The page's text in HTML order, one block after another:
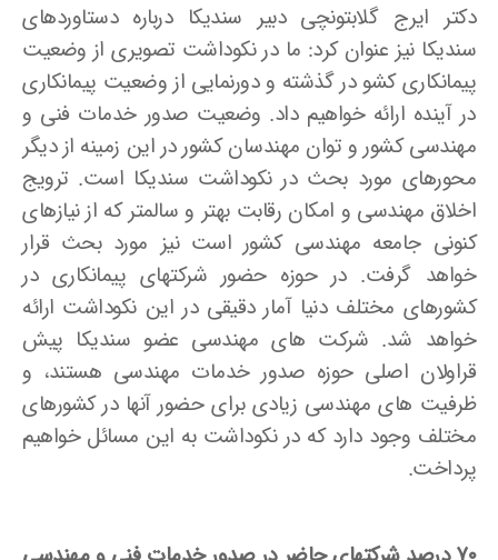
دکتر ایرج گلابتونچی دبیر سندیکا درباره دستاوردهای
سندیکا نیز عنوان کرد: ما در نکوداشت تصویری از وضعیت
پیمانکاری کشو در گذشته و دورنمایی از وضعیت پیمانکاری
در آینده ارائه خواهیم داد. وضعیت صدور خدمات فنی و
مهندسی کشور و توان مهندسان کشور در این زمینه از دیگر
محورهای مورد بحث در نکوداشت سندیکا است. ترویج
اخلاق مهندسی و امکان رقابت بهتر و سالم­تر که از نیازهای
کنونی جامعه مهندسی کشور است نیز مورد بحث قرار
خواهد گرفت. در حوزه حضور شرکتهای پیمانکاری در
کشورهای مختلف دنیا آمار دقیقی در این نکوداشت ارائه
خواهد شد. شرکت های مهندسی عضو سندیکا پیش
قراولان اصلی حوزه صدور خدمات مهندسی هستند، و
ظرفیت ­های مهندسی زیادی برای حضور آنها در کشورهای
مختلف وجود دارد که در نکوداشت به این مسائل خواهیم
پرداخت.